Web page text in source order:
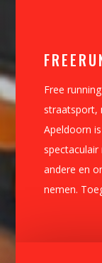
Free
straatsport,
Apeldoorn
andere en
nemen.